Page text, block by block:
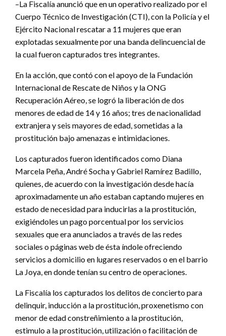
–La Fiscalía anunció que en un operativo realizado por el
Cuerpo Técnico de Investigación (CTI), con la Policía y el
Ejército Nacional rescatar a 11 mujeres que eran
explotadas sexualmente por una banda delincuencial de
la cual fueron capturados tres integrantes.
En la acción, que contó con el apoyo de la Fundación
Internacional de Rescate de Niños y la ONG
Recuperación Aéreo, se logró la liberación de dos
menores de edad de 14 y 16 años; tres de nacionalidad
extranjera y seis mayores de edad, sometidas a la
prostitución bajo amenazas e intimidaciones.
Los capturados fueron identificados como Diana
Marcela Peña, André Socha y Gabriel Ramírez Badillo,
quienes, de acuerdo con la investigación desde hacía
aproximadamente un año estaban captando mujeres en
estado de necesidad para inducirlas a la prostitución,
exigiéndoles un pago porcentual por los servicios
sexuales que era anunciados a través de las redes
sociales o páginas web de ésta índole ofreciendo
servicios a domicilio en lugares reservados o en el barrio
La Joya, en donde tenían su centro de operaciones.
La Fiscalía los capturados los delitos de concierto para
delinquir, inducción a la prostitución, proxenetismo con
menor de edad constreñimiento a la prostitución,
estimulo a la prostitución, utilización o facilitación de